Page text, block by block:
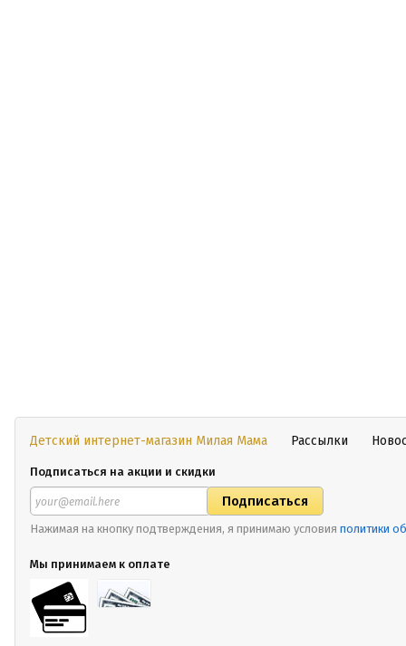
Детский интернет-магазин Милая Мама Рассылки
Подписаться на акции и скидки
Нажимая на кнопку подтверждения, я принимаю условия политики
Мы принимаем к оплате